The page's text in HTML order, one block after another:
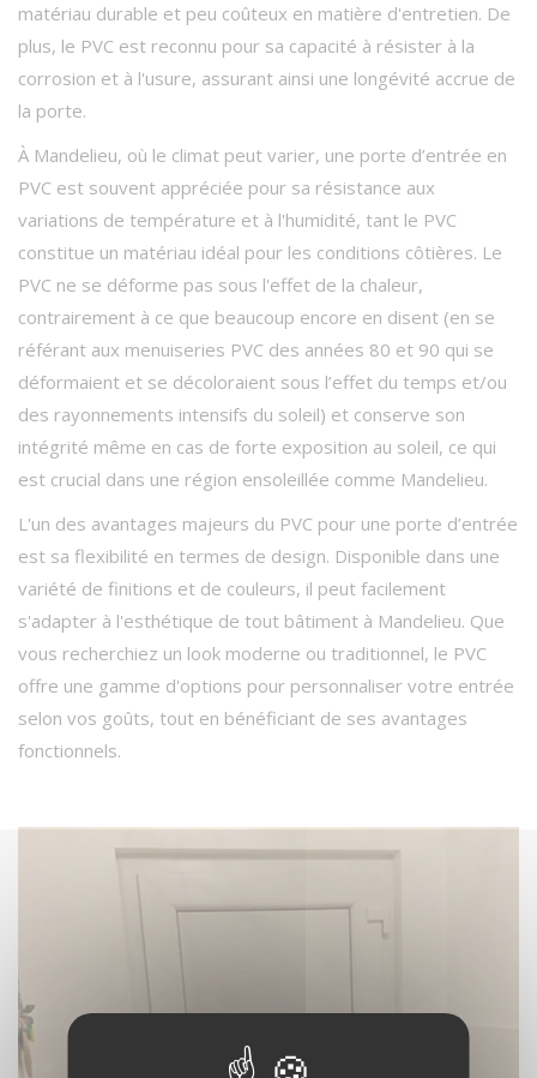
matériau durable et peu coûteux en matière d'entretien. De
plus, le PVC est reconnu pour sa capacité à résister à la
corrosion et à l'usure, assurant ainsi une longévité accrue de
la porte.
À Mandelieu, où le climat peut varier, une porte d’entrée en
PVC est souvent appréciée pour sa résistance aux
variations de température et à l'humidité, tant le PVC
constitue un matériau idéal pour les conditions côtières. Le
PVC ne se déforme pas sous l'effet de la chaleur,
contrairement à ce que beaucoup encore en disent (en se
référant aux menuiseries PVC des années 80 et 90 qui se
déformaient et se décoloraient sous l’effet du temps et/ou
des rayonnements intensifs du soleil) et conserve son
intégrité même en cas de forte exposition au soleil, ce qui
est crucial dans une région ensoleillée comme Mandelieu.
L'un des avantages majeurs du PVC pour une porte d’entrée
est sa flexibilité en termes de design. Disponible dans une
variété de finitions et de couleurs, il peut facilement
s'adapter à l'esthétique de tout bâtiment à Mandelieu. Que
vous recherchiez un look moderne ou traditionnel, le PVC
offre une gamme d'options pour personnaliser votre entrée
selon vos goûts, tout en bénéficiant de ses avantages
fonctionnels.